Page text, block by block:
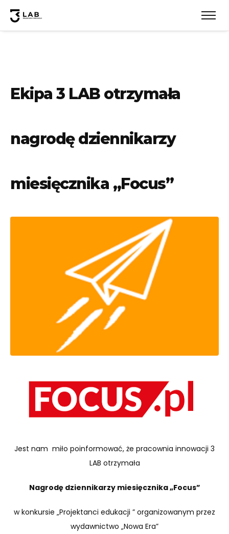
Ekipa 3 LAB otrzymała
nagrodę dziennikarzy
miesięcznika „Focus”
Jest nam miło poinformować, że pracownia innowacji 3
LAB otrzymała
Nagrodę dziennikarzy miesięcznika „Focus”
w konkursie „Projektanci edukacji ” organizowanym przez
wydawnictwo „Nowa Era”